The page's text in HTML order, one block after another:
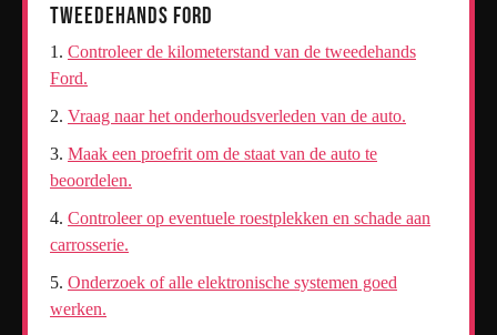
Tweedehands Ford
Controleer de kilometerstand van de tweedehands
Ford.
Vraag naar het onderhoudsverleden van de auto.
Maak een proefrit om de staat van de auto te
beoordelen.
Controleer op eventuele roestplekken en schade aan
carrosserie.
Onderzoek of alle elektronische systemen goed
werken.